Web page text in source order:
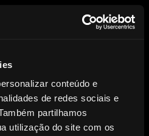
conteúdo e
de redes sociais e
partilhamos
utilização do site com os
PT
Coletiva de